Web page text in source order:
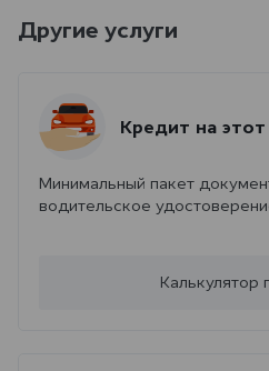
Другие услуги
Кредит на
Минимальный пакет
водительское
Калькулятор